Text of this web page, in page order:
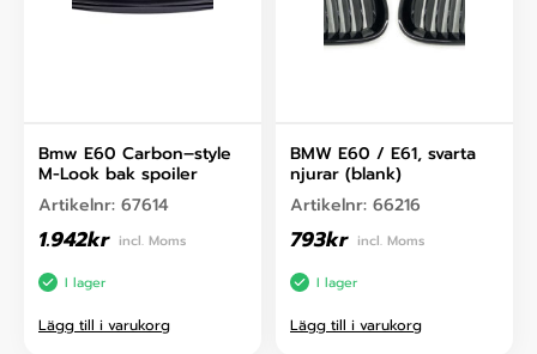
Bmw E60 Carbon–style
M-Look bak spoiler
Artikelnr: 67614
1.942kr incl. Moms
I lager
Lägg till i varukorg
BMW E60 / E61, svarta
njurar (blank)
Artikelnr: 66216
793kr incl. Moms
I lager
Lägg till i varukorg